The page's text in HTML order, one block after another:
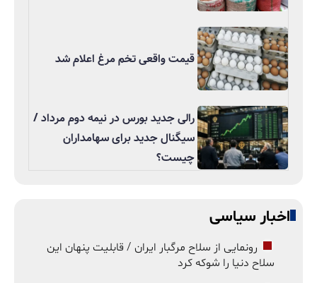
قیمت واقعی تخم مرغ اعلام شد
رالی جدید بورس در نیمه دوم مرداد /
سیگنال جدید برای سهامداران
چیست؟
اخبار سیاسی
رونمایی از سلاح مرگبار ایران / قابلیت پنهان این
سلاح دنیا را شوکه کرد